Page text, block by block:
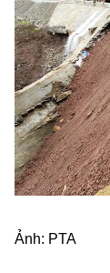
Ảnh: PTA